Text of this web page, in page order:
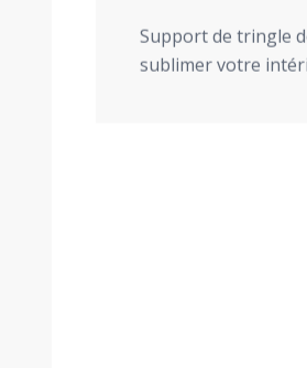
Support de tringle
sublimer votre